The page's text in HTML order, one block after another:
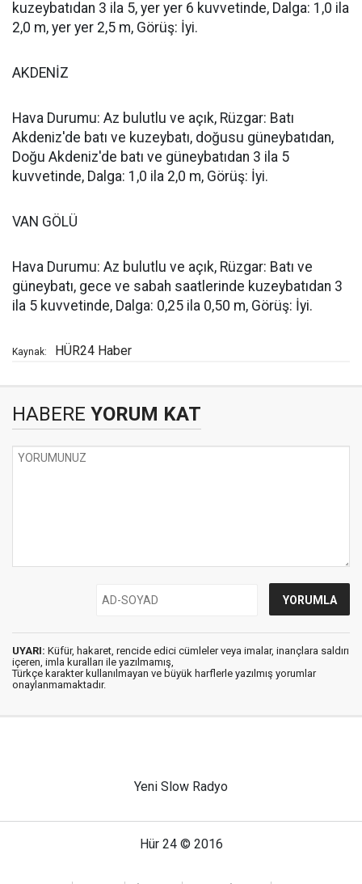
kuzeybatıdan 3 ila 5, yer yer 6 kuvvetinde, Dalga: 1,0 ila
2,0 m, yer yer 2,5 m, Görüş: İyi.
AKDENİZ
Hava Durumu: Az bulutlu ve açık, Rüzgar: Batı
Akdeniz'de batı ve kuzeybatı, doğusu güneybatıdan,
Doğu Akdeniz'de batı ve güneybatıdan 3 ila 5
kuvvetinde, Dalga: 1,0 ila 2,0 m, Görüş: İyi.
VAN GÖLÜ
Hava Durumu: Az bulutlu ve açık, Rüzgar: Batı ve
güneybatı, gece ve sabah saatlerinde kuzeybatıdan 3
ila 5 kuvvetinde, Dalga: 0,25 ila 0,50 m, Görüş: İyi.
Kaynak: HÜR24 Haber
HABERE YORUM KAT
UYARI: Küfür, hakaret, rencide edici cümleler veya imalar, inançlara saldırı
içeren, imla kuralları ile yazılmamış,
Türkçe karakter kullanılmayan ve büyük harflerle yazılmış yorumlar
onaylanmamaktadır.
Yeni Slow Radyo
Hür 24 © 2016